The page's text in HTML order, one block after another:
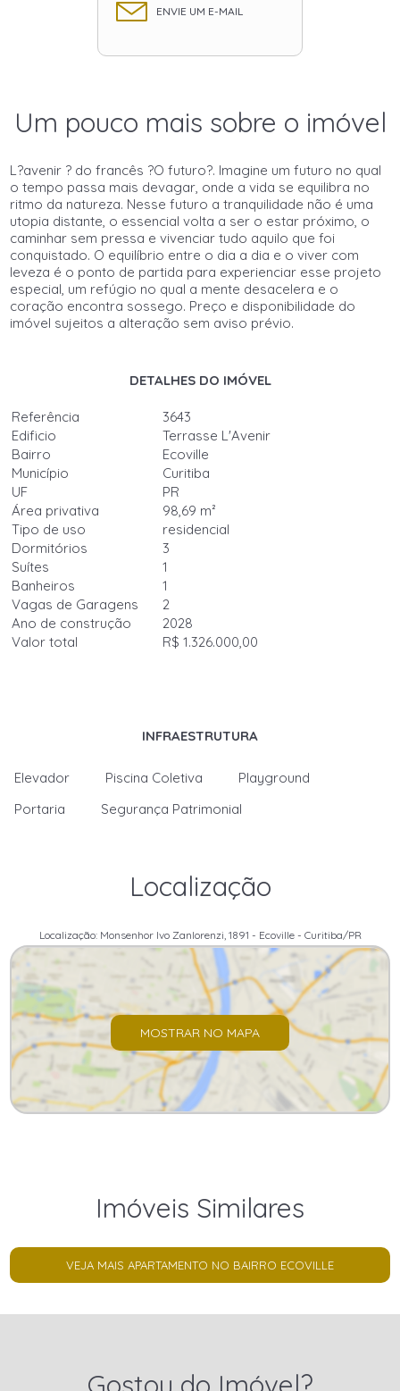
ENVIE UM E-MAIL
Um pouco mais sobre o imóvel
L?avenir ? do francês ?O futuro?. Imagine um futuro no qual
o tempo passa mais devagar, onde a vida se equilibra no
ritmo da natureza. Nesse futuro a tranquilidade não é uma
utopia distante, o essencial volta a ser o estar próximo, o
caminhar sem pressa e vivenciar tudo aquilo que foi
conquistado. O equilíbrio entre o dia a dia e o viver com
leveza é o ponto de partida para experienciar esse projeto
especial, um refúgio no qual a mente desacelera e o
coração encontra sossego. Preço e disponibilidade do
imóvel sujeitos a alteração sem aviso prévio.
DETALHES DO IMÓVEL
Referência
3643
Edificio
Terrasse L'Avenir
Bairro
Ecoville
Município
Curitiba
UF
PR
Área privativa
98,69 m²
Tipo de uso
residencial
Dormitórios
3
Suítes
1
Banheiros
1
Vagas de Garagens
2
Ano de construção
2028
Valor total
R$ 1.326.000,00
INFRAESTRUTURA
Elevador Piscina Coletiva
Playground
Portaria
Segurança Patrimonial
Localização
Localização: Monsenhor Ivo Zanlorenzi, 1891 - Ecoville - Curitiba/PR
MOSTRAR NO MAPA
Imóveis Similares
VEJA MAIS APARTAMENTO NO BAIRRO ECOVILLE